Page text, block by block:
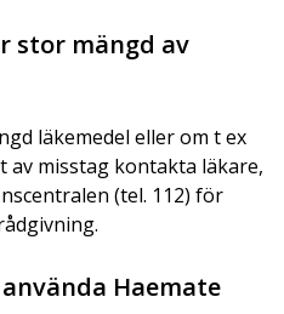
stor mängd av
läkemedel eller om t ex
misstag kontakta läkare,
(tel. 112) för
Haemate